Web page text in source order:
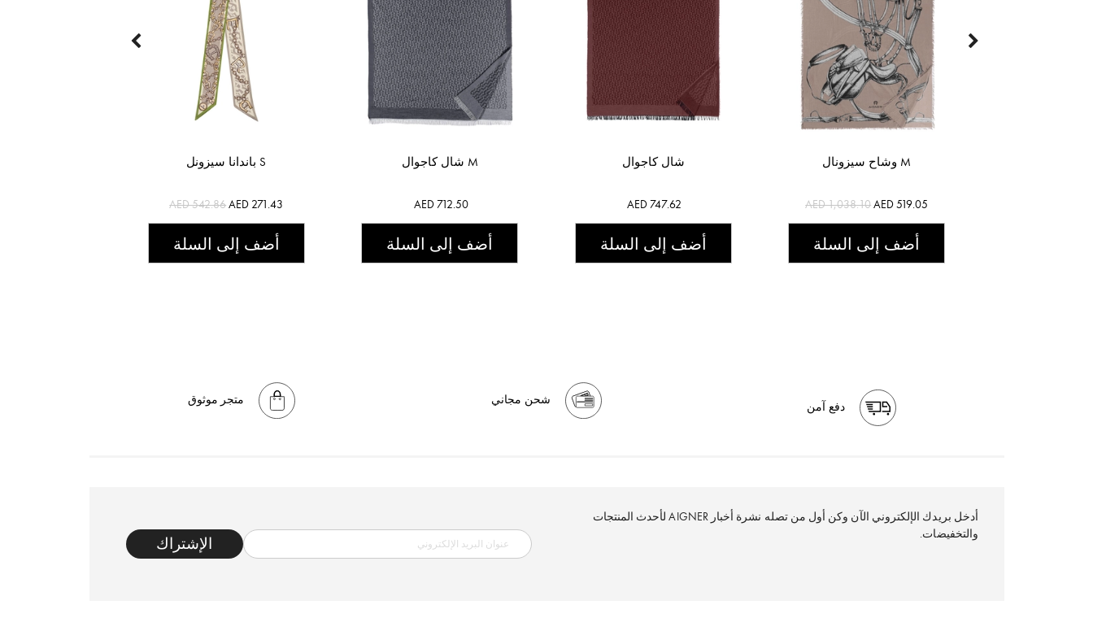
باندانا سيزونل S
AED 542.86AED 271.43
أضف إلى السلة
شال كاجوال M
AED 712.50
أضف إلى السلة
شال كاجوال
AED 747.62
أضف إلى السلة
وشاح سيزونال M
AED 1,038.10AED 519.05
أضف إلى السلة